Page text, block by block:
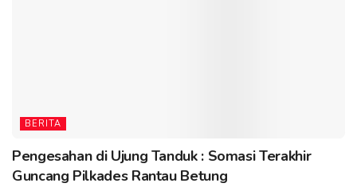
BERITA
Pengesahan di Ujung Tanduk : Somasi Terakhir
Guncang Pilkades Rantau Betung